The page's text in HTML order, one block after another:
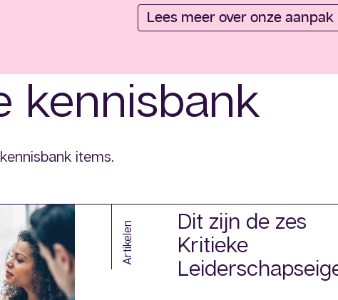
Lees meer over onze aanpak
kennisbank
items.
Artikelen
Dit zijn de zes
Kritieke